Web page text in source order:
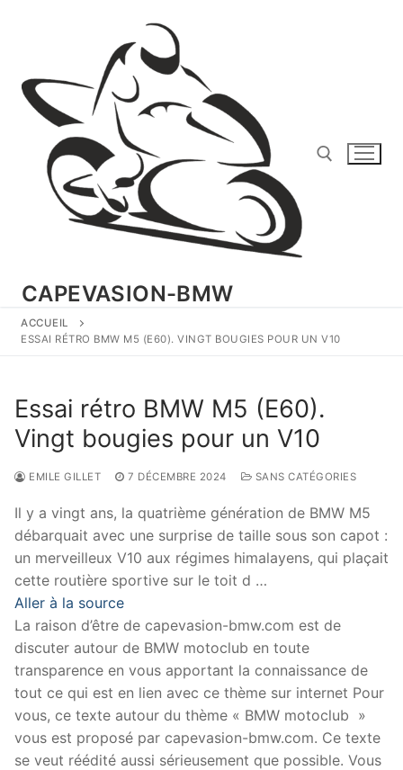
CAPEVASION-BMW
ACCUEIL
ESSAI RÉTRO BMW M5 (E60). VINGT BOUGIES POUR UN V10
Essai rétro BMW M5 (E60).
Vingt bougies pour un V10
EMILE GILLET 7 DÉCEMBRE 2024 SANS CATÉGORIES
Il y a vingt ans, la quatrième génération de BMW M5
débarquait avec une surprise de taille sous son capot :
un merveilleux V10 aux régimes himalayens, qui plaçait
cette routière sportive sur le toit d …
Aller à la source
La raison d’être de capevasion-bmw.com est de
discuter autour de BMW motoclub en toute
transparence en vous apportant la connaissance de
tout ce qui est en lien avec ce thème sur internet Pour
vous, ce texte autour du thème « BMW motoclub »
vous est proposé par capevasion-bmw.com. Ce texte
se veut réédité aussi sérieusement que possible. Vous